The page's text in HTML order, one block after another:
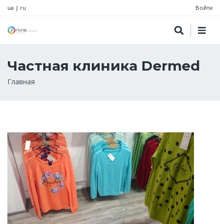
ua | ru Войти
Частная клиника Dermed
Строка
Главная